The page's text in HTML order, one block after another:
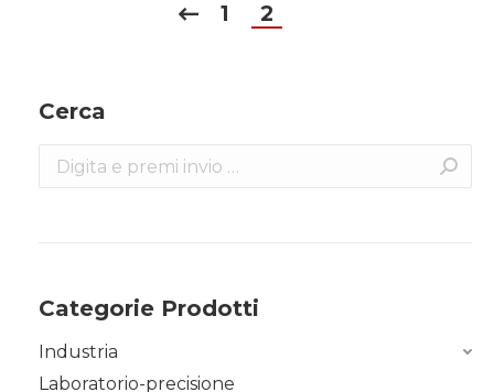
1 2
Cerca
Search:
Categorie Prodotti
Industria
Laboratorio-precisione